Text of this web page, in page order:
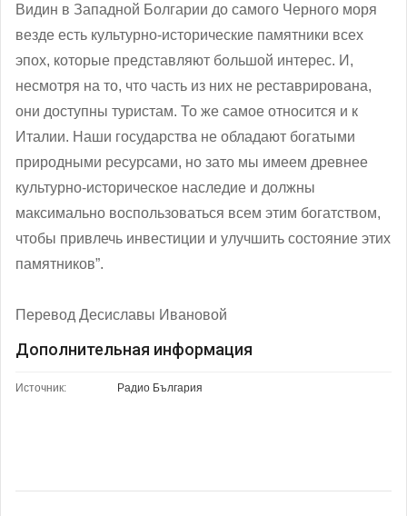
Видин в Западной Болгарии до самого Черного моря
везде есть культурно-исторические памятники всех
эпох, которые представляют большой интерес. И,
несмотря на то, что часть из них не реставрирована,
они доступны туристам. То же самое относится и к
Италии. Наши государства не обладают богатыми
природными ресурсами, но зато мы имеем древнее
культурно-историческое наследие и должны
максимально воспользоваться всем этим богатством,
чтобы привлечь инвестиции и улучшить состояние этих
памятников”.
Перевод Десиславы Ивановой
Дополнительная информация
Источник: Радио България